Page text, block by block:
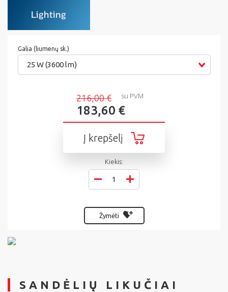
Galia (liumenų sk.)
25 W (3600 lm)
216,00 €
183,60 €
su PVM
Į krepšelį
Kiekis:
Žymėti
SANDĖLIŲ LIKUČIAI